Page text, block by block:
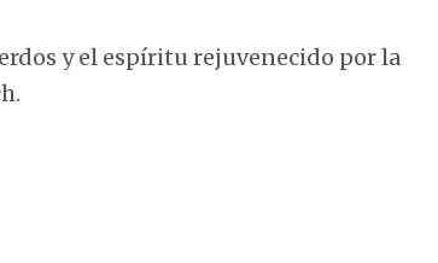
y el espíritu rejuvenecido por la